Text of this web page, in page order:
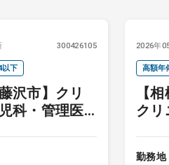
300426105
以下
沢市】クリ
科・管理医
2026年
高額年
【
クリ
勤務地